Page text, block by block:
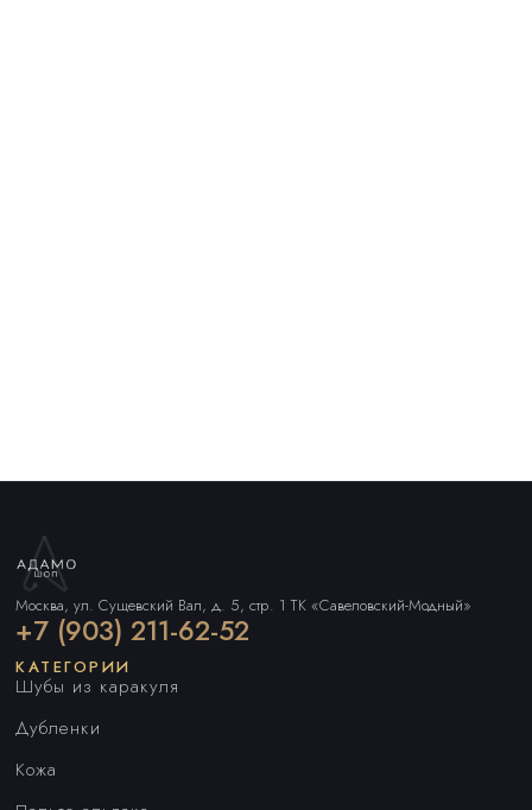
Москва, ул. Сущевский Вал, д. 5, стр. 1 ТК «Савеловский-Модный»
+7 (903) 211-62-52
КАТЕГОРИИ
Шубы из каракуля
Дубленки
Кожа